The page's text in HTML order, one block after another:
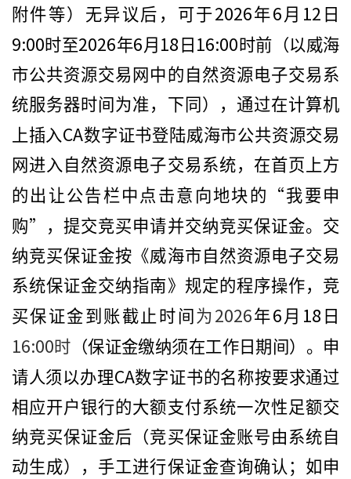
附件等）无异议后，可于2026年6 月 12 日
9:00时至2026年6月 18 日 16:00 时前（以威海
市公共资源交易网中的自然资源电子交易系
统服务器时间为准，下同 ），通过在计算机
上插入CA数字证书登陆威海市公共资源交易
网进入自然资源电子交易系统，在首页上方
的出让公告栏中点击意向地块的
“我要申
购”
，提交竞买申请并交纳竞买保证金。交
纳竞买保证金按《威海市自然资源电子交易
系统保证金交纳指南》规定的程序操作，竞
买保证金到账截止时间 为 2026年6 月 18 日
16:00时 （保证金缴纳须在工作日期间）。申
请人须以办理CA数字证书的名称按要求通过
相应开户银行的大额支付系统一次性足额交
纳竞买保证金后（竞买保证金账号由系统自
动生成），手工进行保证金查询确认；如申